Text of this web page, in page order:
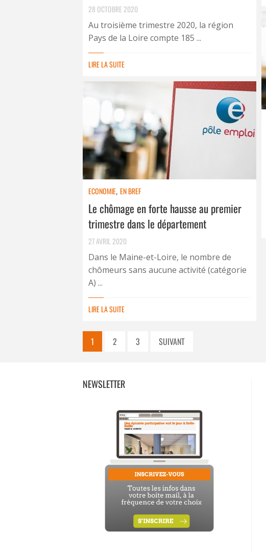
28 OCTOBRE 2020
Au troisième trimestre 2020, la région
Pays de la Loire compte 185 ...
LIRE LA SUITE
ECONOMIE, EN BREF
Le chômage en forte hausse au premier
trimestre dans le département
27 AVRIL 2020
Dans le Maine-et-Loire, le nombre de
chômeurs sans aucune activité (catégorie
A) ...
LIRE LA SUITE
1 2 3 SUIVANT
NEWSLETTER